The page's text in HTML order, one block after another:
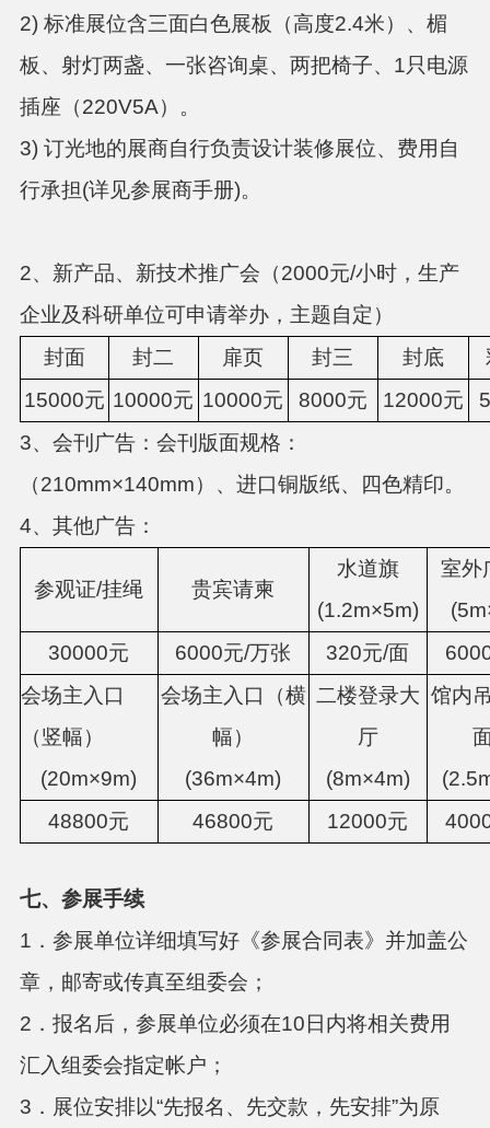
2) 标准展位含三面白色展板（高度2.4米）、楣
板、射灯两盏、一张咨询桌、两把椅子、1只电源
插座（220V5A）。
3) 订光地的展商自行负责设计装修展位、费用自
行承担(详见参展商手册)。
2、新产品、新技术推广会（2000元/小时，生产
企业及科研单位可申请举办，主题自定）
封面
封二 扉页 封三 封底
15000元 10000元 10000元 8000元 12000元
3、会刊广告：会刊版面规格：
（210mm×140mm）、进口铜版纸、四色精印。
4、其他广告：
参观证/挂绳 贵宾请柬
水道旗
(1.2m×5m)
室外
30000元
6000元/万张 320元/面
会场主入口
（竖幅）
(20m×9m)
会场主入口（横
幅）
(36m×4m)
二楼登录大
厅
(8m×4m)
馆内
48800元
46800元 12000元
七、 参展手续
1．参展单位详细填写好《参展合同表》并加盖公
章，邮寄或传真至组委会；
2．报名后，参展单位必须在10日内将相关费用
汇入组委会指定帐户；
3．展位安排以“先报名、先交款，先安排”为原